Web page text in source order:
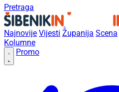
Pretraga
Najnovije Vijesti Županija Scena
Kolumne
Promo